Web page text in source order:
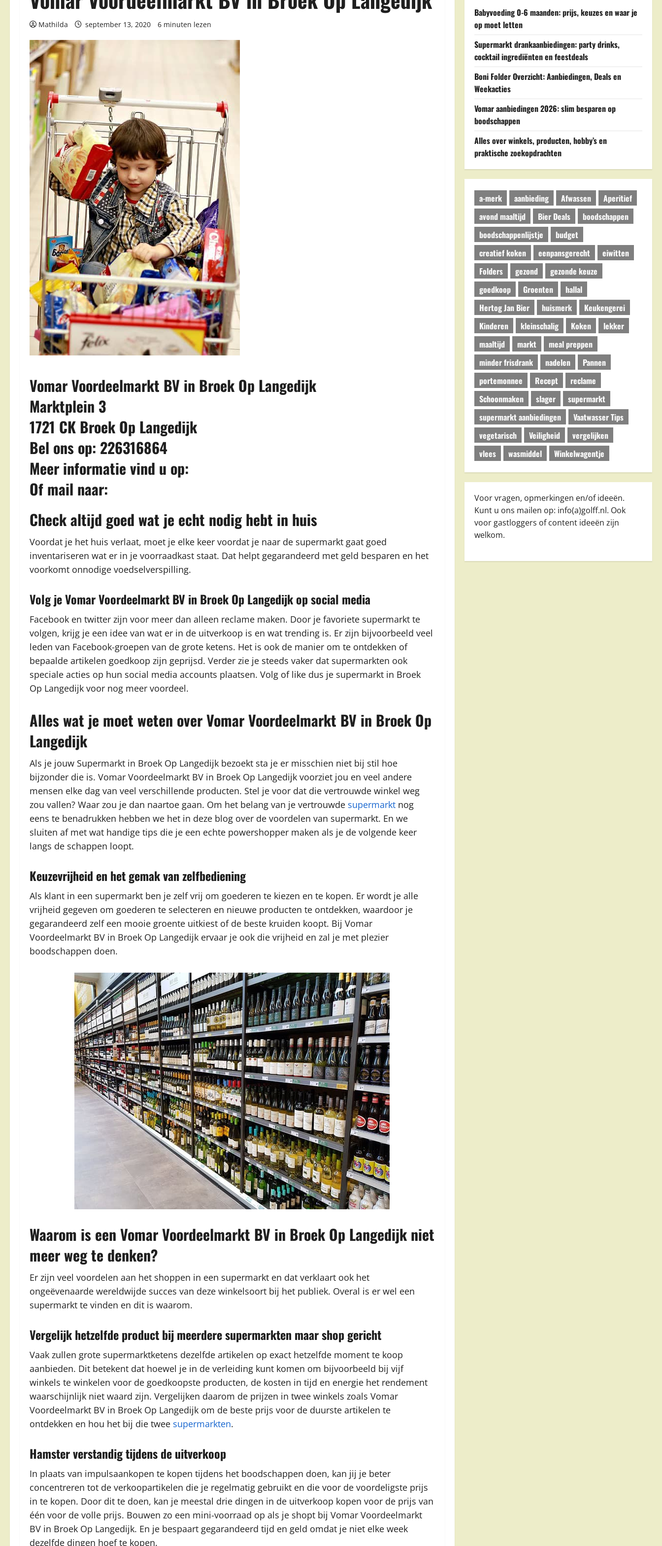
Mathilda september 13, 2020 6 minuten lezen
Vomar Voordeelmarkt BV in Broek Op Langedijk
Marktplein 3
1721 CK Broek Op Langedijk
Bel ons op: 226316864
Meer informatie vind u op:
Of mail naar:
Check altijd goed wat je echt nodig hebt in huis
Voordat je het huis verlaat, moet je elke keer voordat je naar de supermarkt gaat goed
inventariseren wat er in je voorraadkast staat. Dat helpt gegarandeerd met geld besparen en het
voorkomt onnodige voedselverspilling.
Volg je Vomar Voordeelmarkt BV in Broek Op Langedijk op social media
Facebook en twitter zijn voor meer dan alleen reclame maken. Door je favoriete supermarkt te
volgen, krijg je een idee van wat er in de uitverkoop is en wat trending is. Er zijn bijvoorbeeld veel
leden van Facebook-groepen van de grote ketens. Het is ook de manier om te ontdekken of
bepaalde artikelen goedkoop zijn geprijsd. Verder zie je steeds vaker dat supermarkten ook
speciale acties op hun social media accounts plaatsen. Volg of like dus je supermarkt in Broek
Op Langedijk voor nog meer voordeel.
Alles wat je moet weten over Vomar Voordeelmarkt BV in Broek Op
Langedijk
Als je jouw Supermarkt in Broek Op Langedijk bezoekt sta je er misschien niet bij stil hoe
bijzonder die is. Vomar Voordeelmarkt BV in Broek Op Langedijk voorziet jou en veel andere
mensen elke dag van veel verschillende producten. Stel je voor dat die vertrouwde winkel weg
zou vallen? Waar zou je dan naartoe gaan. Om het belang van je vertrouwde supermarkt nog
eens te benadrukken hebben we het in deze blog over de voordelen van supermarkt. En we
sluiten af met wat handige tips die je een echte powershopper maken als je de volgende keer
langs de schappen loopt.
Keuzevrijheid en het gemak van zelfbediening
Als klant in een supermarkt ben je zelf vrij om goederen te kiezen en te kopen. Er wordt je alle
vrijheid gegeven om goederen te selecteren en nieuwe producten te ontdekken, waardoor je
gegarandeerd zelf een mooie groente uitkiest of de beste kruiden koopt. Bij Vomar
Voordeelmarkt BV in Broek Op Langedijk ervaar je ook die vrijheid en zal je met plezier
boodschappen doen.
Waarom is een Vomar Voordeelmarkt BV in Broek Op Langedijk niet
meer weg te denken?
Er zijn veel voordelen aan het shoppen in een supermarkt en dat verklaart ook het
ongeëvenaarde wereldwijde succes van deze winkelsoort bij het publiek. Overal is er wel een
supermarkt te vinden en dit is waarom.
Vergelijk hetzelfde product bij meerdere supermarkten maar shop gericht
Vaak zullen grote supermarktketens dezelfde artikelen op exact hetzelfde moment te koop
aanbieden. Dit betekent dat hoewel je in de verleiding kunt komen om bijvoorbeeld bij vijf
winkels te winkelen voor de goedkoopste producten, de kosten in tijd en energie het rendement
waarschijnlijk niet waard zijn. Vergelijken daarom de prijzen in twee winkels zoals Vomar
Voordeelmarkt BV in Broek Op Langedijk om de beste prijs voor de duurste artikelen te
ontdekken en hou het bij die twee supermarkten.
Hamster verstandig tijdens de uitverkoop
In plaats van impulsaankopen te kopen tijdens het boodschappen doen, kan jij je beter
concentreren tot de verkoopartikelen die je regelmatig gebruikt en die voor de voordeligste prijs
in te kopen. Door dit te doen, kan je meestal drie dingen in de uitverkoop kopen voor de prijs van
één voor de volle prijs. Bouwen zo een mini-voorraad op als je shopt bij Vomar Voordeelmarkt
BV in Broek Op Langedijk. En je bespaart gegarandeerd tijd en geld omdat je niet elke week
dezelfde dingen hoef te kopen.
Babyvoeding 0-6 maanden: prijs, keuzes en waar je
op moet letten
Supermarkt drankaanbiedingen: party drinks,
cocktail ingrediënten en feestdeals
Boni Folder Overzicht: Aanbiedingen, Deals en
Weekacties
Vomar aanbiedingen 2026: slim besparen op
boodschappen
Alles over winkels, producten, hobby’s en
praktische zoekopdrachten
a-merk aanbieding Afwassen
Aperitief
avond maaltijd
Bier Deals
boodschappen
boodschappenlijstje
budget
creatief koken
eenpansgerecht
eiwitten
Folders
gezond
gezonde keuze
goedkoop
Groenten
hallal
Hertog Jan Bier
huismerk
Keukengerei
Kinderen
kleinschalig Koken
lekker
maaltijd
markt
meal preppen
minder frisdrank
nadelen
Pannen
portemonnee
Recept
reclame
Schoonmaken
slager
supermarkt
supermarkt aanbiedingen
Vaatwasser Tips
vegetarisch
Veiligheid
vergelijken
vlees
wasmiddel Winkelwagentje
Voor vragen, opmerkingen en/of ideeën.
Kunt u ons mailen op: info(a)golff.nl. Ook
voor gastloggers of content ideeën zijn
welkom.